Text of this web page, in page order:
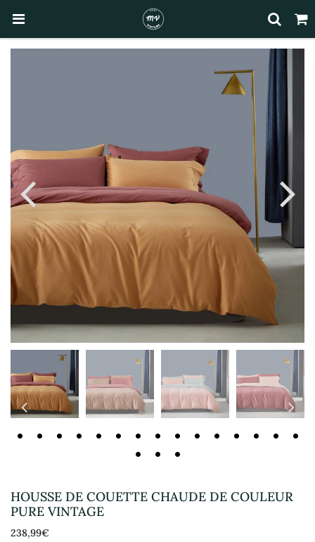
HOUSSE DE COUETTE CHAUDE DE COULEUR
PURE VINTAGE
238,99€